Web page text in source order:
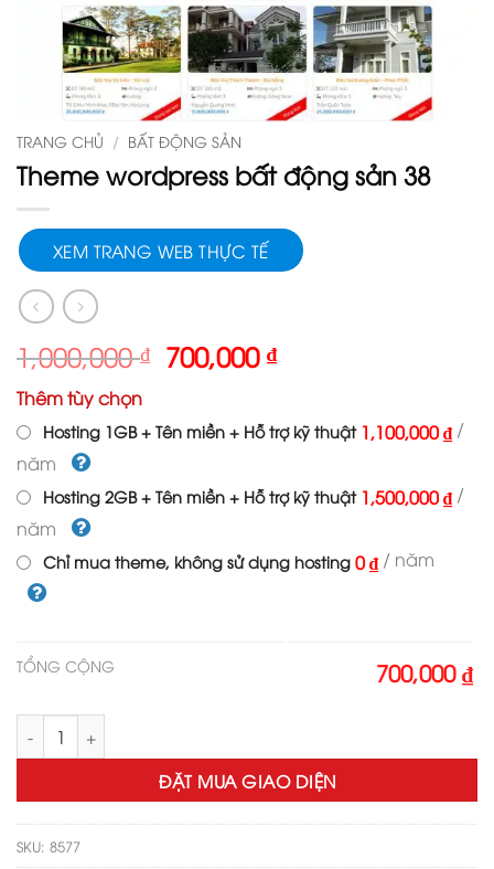
TRANG CHỦ / BẤT ĐỘNG SẢN
Theme wordpress bất động sản 38
XEM TRANG WEB THỰC TẾ
1,000,000₫ Giá
gốc
1,000,000 ₫.
700,000₫Giá
là:
Thêm tùy chọn
Hosting 1GB + Tên miền + Hỗ trợ kỹ thuật 1,100,000 ₫ /
năm
Hosting 2GB + Tên miền + Hỗ trợ kỹ thuật 1,500,000 ₫ /
năm
Chỉ mua theme, không sử dụng hosting 0 ₫ / năm
TỔNG CỘNG 700,000 ₫
Theme wordpress bất động sản 38 số lượng
ĐẶT MUA GIAO DIỆN
SKU: 8577